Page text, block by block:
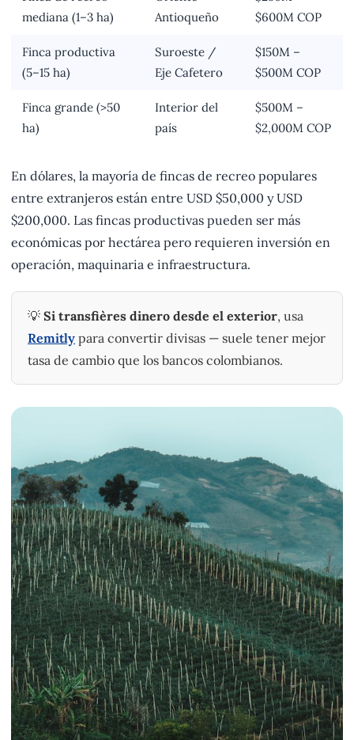
mediana (1–3 ha)
Antioqueño
$600M COP
Finca productiva
(5–15 ha)
Suroeste /
Eje Cafetero
$150M –
$500M COP
Finca grande (>50
ha)
Interior del
país
$500M –
$2,000M COP
En dólares, la mayoría de fincas de recreo populares
entre extranjeros están entre USD $50,000 y USD
$200,000. Las fincas productivas pueden ser más
económicas por hectárea pero requieren inversión en
operación, maquinaria e infraestructura.
💡 Si transfières dinero desde el exterior, usa
Remitly para convertir divisas — suele tener mejor
tasa de cambio que los bancos colombianos.